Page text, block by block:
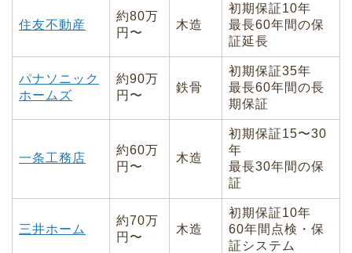
住友不動産
約80万
円〜
木造
初期保証10年
最長60年間の保
証延長
パナソニック
ホームズ
約90万
円〜
鉄骨
初期保証35年
最長60年間の長
期保証
一条工務店
約60万
円〜
木造
初期保証15〜30
年
最長30年間の保
証
三井ホーム
約70万
円〜
木造
初期保証10年
60年間点検・保
証システム